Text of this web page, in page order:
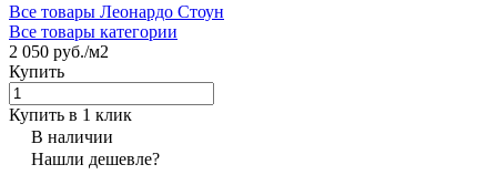
Все товары Леонардо Стоун
Все товары категории
2 050 руб./м2
Купить
Купить в 1 клик
В наличии
Нашли дешевле?